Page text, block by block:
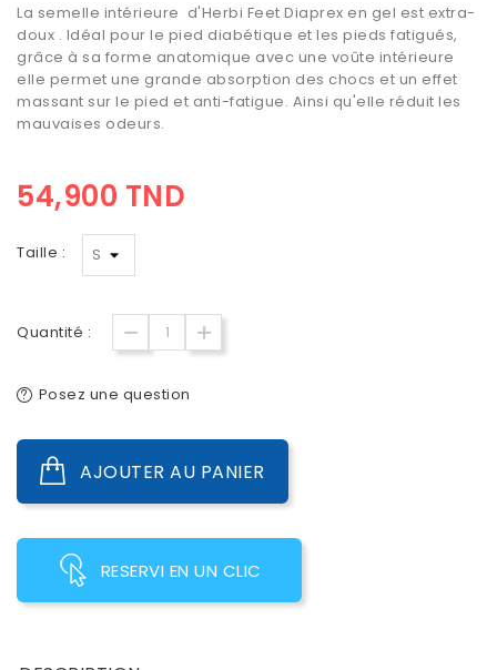
La semelle intérieure d'Herbi Feet Diaprex en gel est extra-
doux . Idéal pour le pied diabétique et les pieds fatigués,
grâce à sa forme anatomique avec une voûte intérieure
elle permet une grande absorption des chocs et un effet
massant sur le pied et anti-fatigue. Ainsi qu'elle réduit les
mauvaises odeurs.
54,900 TND
Taille :
Quantité :
Posez une question
AJOUTER AU PANIER
RESERVI EN UN CLIC